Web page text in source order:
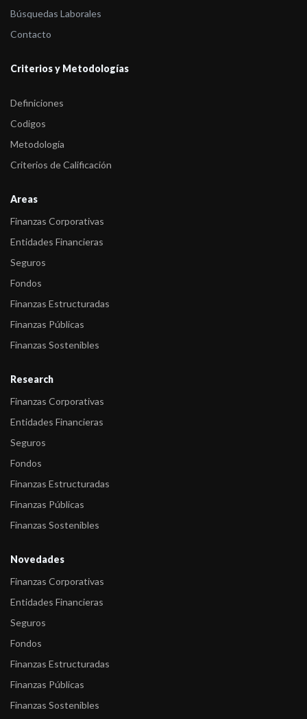
FIX (afiliada de Fitch Ratings) revisó las calificaciones del
-FIX SCR S.A. AGENTE DE CALIFICACION DE RIESGO calificó
Búsquedas Laborales
Contacto
Criterios y Metodologías
Definiciones
Codigos
Metodología
Criterios de Calificación
Areas
Finanzas Corporativas
Entidades Financieras
Seguros
Fondos
Finanzas Estructuradas
Finanzas Públicas
Finanzas Sostenibles
Research
Finanzas Corporativas
Entidades Financieras
Seguros
Fondos
Finanzas Estructuradas
Finanzas Públicas
Finanzas Sostenibles
Novedades
Finanzas Corporativas
Entidades Financieras
Seguros
Fondos
Finanzas Estructuradas
Finanzas Públicas
Finanzas Sostenibles